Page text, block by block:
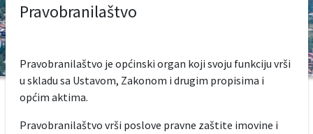
Pravobranilaštvo
Pravobranilaštvo je općinski organ koji svoju funkciju vrši
u skladu sa Ustavom, Zakonom i drugim propisima i
općim aktima.
Pravobranilaštvo vrši poslove pravne zaštite imovine i